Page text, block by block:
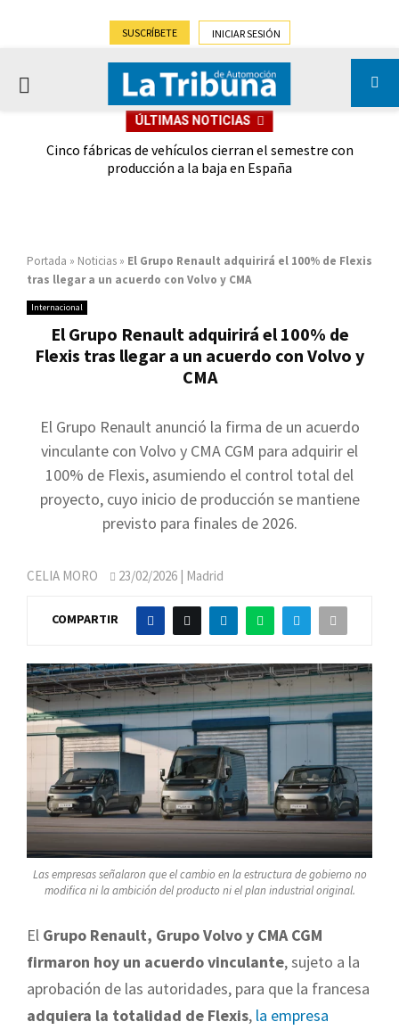
SUSCRÍBETE INICIAR SESIÓN
PRIMARY
ÚLTIMAS NOTICIAS
Cinco fábricas de vehículos cierran el semestre con
producción a la baja en España
Portada » Noticias » El Grupo Renault adquirirá el 100% de Flexis
tras llegar a un acuerdo con Volvo y CMA
Internacional
El Grupo Renault adquirirá el 100% de
Flexis tras llegar a un acuerdo con Volvo y
CMA
El Grupo Renault anunció la firma de un acuerdo
vinculante con Volvo y CMA CGM para adquirir el
100% de Flexis, asumiendo el control total del
proyecto, cuyo inicio de producción se mantiene
previsto para finales de 2026.
CELIA MORO 23/02/2026 | Madrid
COMPARTIR
Las empresas señalaron que el cambio en la estructura de gobierno no
modifica ni la ambición del producto ni el plan industrial original.
El Grupo Renault, Grupo Volvo y CMA CGM
firmaron hoy un acuerdo vinculante, sujeto a la
aprobación de las autoridades, para que la francesa
adquiera la totalidad de Flexis, la empresa